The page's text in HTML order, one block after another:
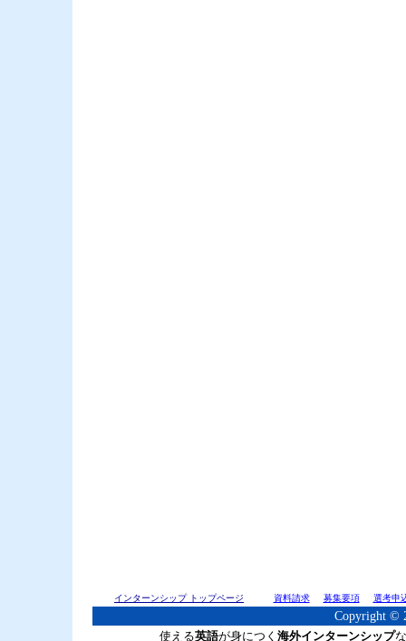
インターンシップ トップページ 資料請求 募集要項 選考申
Copyright ©
使える英語が身につく 海外インターンシップ